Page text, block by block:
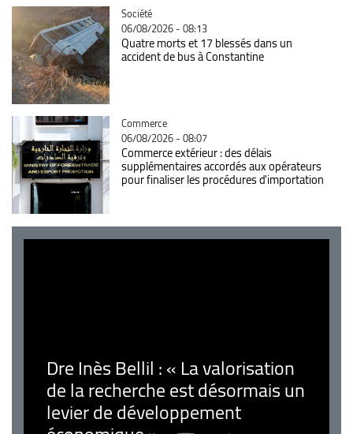
Catégorie
Société
06/08/2026 - 08:13
Quatre morts et 17 blessés dans un
accident de bus à Constantine
Catégorie
Commerce
06/08/2026 - 08:07
Commerce extérieur : des délais
supplémentaires accordés aux opérateurs
pour finaliser les procédures d'importation
Dre Inès Bellil : « La valorisation
de la recherche est désormais un
levier de développement